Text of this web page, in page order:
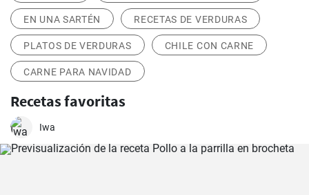
EN UNA SARTÉN RECETAS DE VERDURAS
PLATOS DE VERDURAS CHILE CON CARNE
CARNE PARA NAVIDAD
Recetas favoritas
Iwa